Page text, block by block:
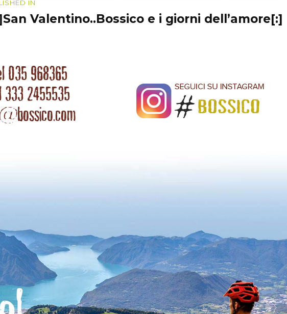
IN
Valentino..Bossico e i giorni dell’amore[:]
035 968365
333 2455535